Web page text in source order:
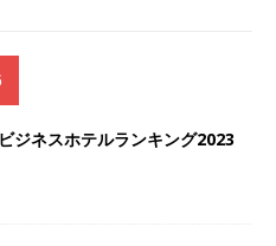
ジネスホテルランキング2023